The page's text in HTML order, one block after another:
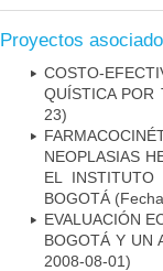
Proyectos
COSTO-
QUÍSTICA POR
23)
NEOPLASIAS
EL INSTITUTO
BOGOTÁ
EVALUACIÓN
BOGOTÁ Y UN
2008-08-01)